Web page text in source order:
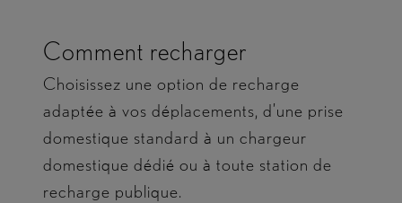
Comment recharger
Choisissez une option de recharge
adaptée à vos déplacements, d’une prise
domestique standard à un chargeur
domestique dédié ou à toute station de
recharge publique.